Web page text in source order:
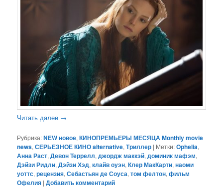
Читать далее →
Рубрика:NEW новое,КИНОПРЕМЬЕРЫ МЕСЯЦА Monthly movie
news,СЕРЬЕЗНОЕ КИНО alternative,Триллер | Метки:Ophelia,
Анна Раст,Девон Террелл,джордж маккэй,доминик мафэм,
Дэйзи Ридли,Дэйзи Хэд,клайв оуэн,Клер МакКарти,наоми
уоттс,рецензия,Себастьян де Соуса,том фелтон,фильм
Офелия |Добавить комментарий